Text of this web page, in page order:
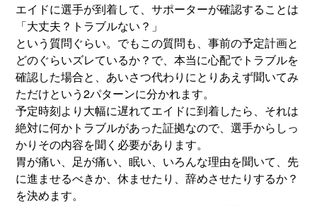
エイドに選手が到着して、サポーターが確認することは
「大丈夫？トラブルない？」
という質問ぐらい。でもこの質問も、事前の予定計画と
どのぐらいズレているか？で、本当に心配でトラブルを
確認した場合と、あいさつ代わりにとりあえず聞いてみ
ただけという2パターンに分かれます。
予定時刻より大幅に遅れてエイドに到着したら、それは
絶対に何かトラブルがあった証拠なので、選手からしっ
かりその内容を聞く必要があります。
胃が痛い、足が痛い、眠い、いろんな理由を聞いて、先
に進ませるべきか、休ませたり、辞めさせたりするか？
を決めます。